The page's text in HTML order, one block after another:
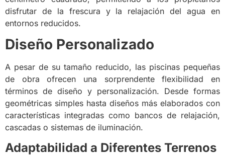
disfrutar de la frescura y la relajación del agua en
entornos reducidos.
Diseño Personalizado
A pesar de su tamaño reducido, las piscinas pequeñas
de obra ofrecen una sorprendente flexibilidad en
términos de diseño y personalización. Desde formas
geométricas simples hasta diseños más elaborados con
características integradas como bancos de relajación,
cascadas o sistemas de iluminación.
Adaptabilidad a Diferentes Terrenos